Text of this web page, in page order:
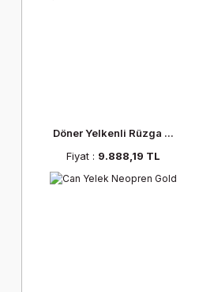
Döner Yelkenli Rüzga ...
Fiyat : 9.888,19 TL